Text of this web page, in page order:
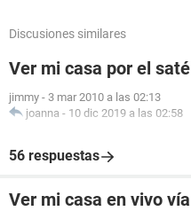
Discusiones similares
Ver mi casa por el
jimmy - 3 mar 2010 a las 02:13
joanna - 10 dic 2019 a las 02:58
56 respuestas
Ver mi casa en vivo